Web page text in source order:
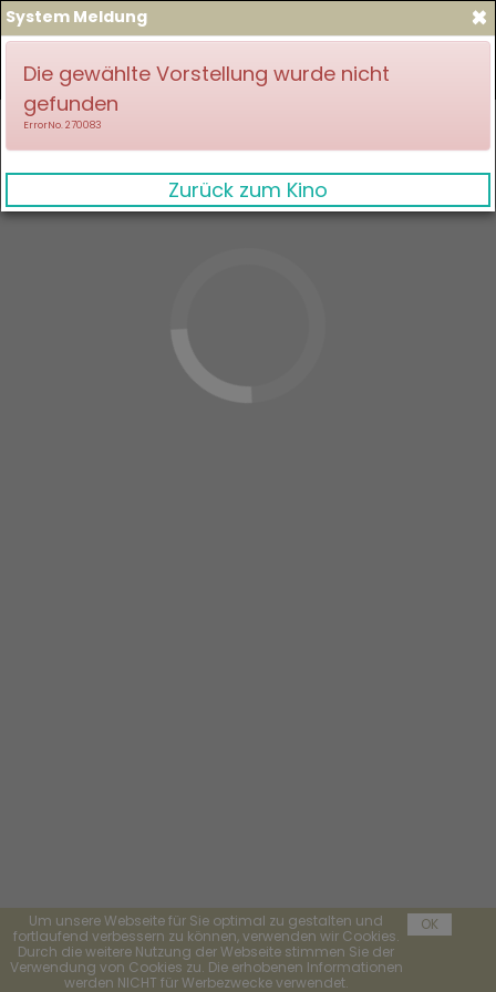
Um unsere Webseite für Sie optimal zu gestalten und
fortlaufend verbessern zu können, verwenden wir Cookies.
Durch die weitere Nutzung der Webseite stimmen Sie der
Verwendung von Cookies zu. Die erhobenen Informationen
werden NICHT für Werbezwecke verwendet.
OK
×
System Meldung
Die gewählte Vorstellung wurde nicht
gefunden
ErrorNo. 270083
Zurück zum Kino